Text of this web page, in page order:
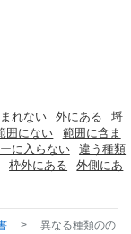
れない 外にある
埒
囲にない
範囲に含ま
に入らない
違う種類
枠外にある
外側にあ
> 異なる種類のの